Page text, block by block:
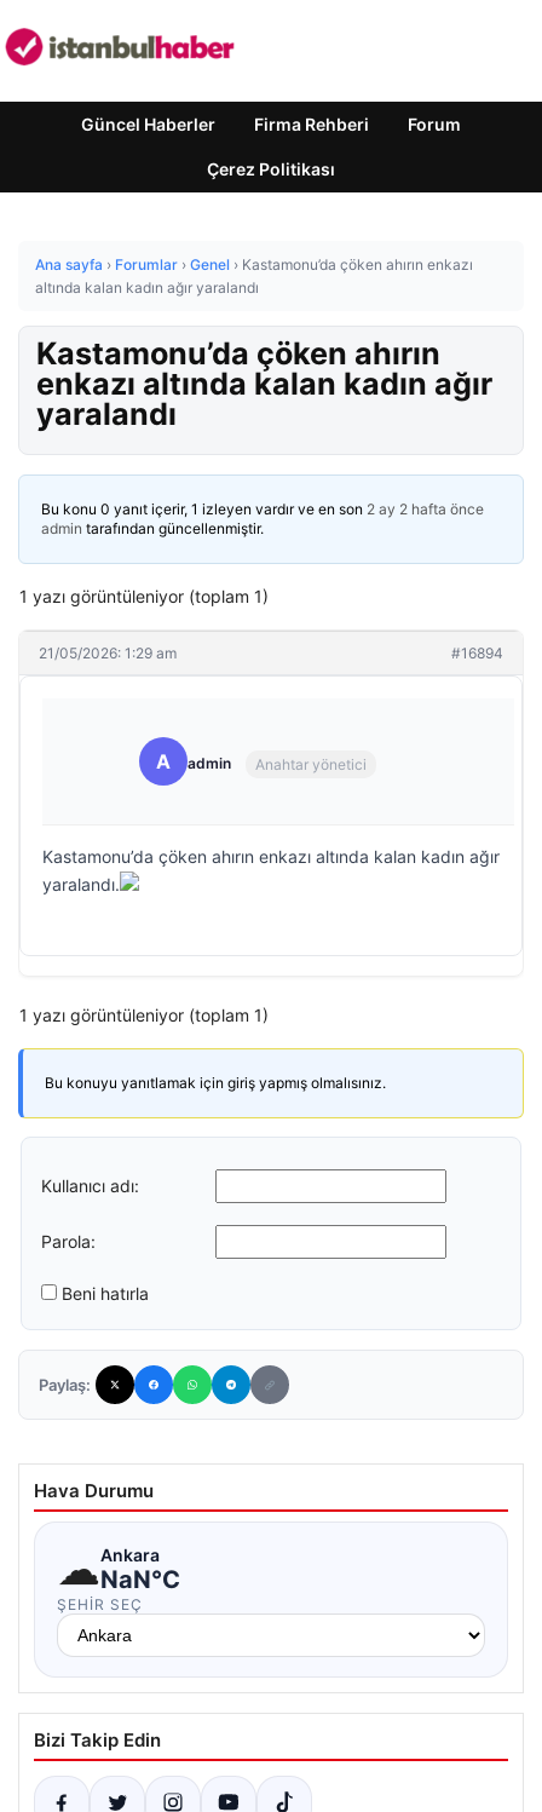
Güncel Haberler Firma Rehberi Forum
Çerez Politikası
Ana sayfa › Forumlar › Genel › Kastamonu’da çöken ahırın enkazı
altında kalan kadın ağır yaralandı
Kastamonu’da çöken ahırın
enkazı altında kalan kadın ağır
yaralandı
Bu konu 0 yanıt içerir, 1 izleyen vardır ve en son 2 ay 2 hafta önce
admin tarafından güncellenmiştir.
1 yazı görüntüleniyor (toplam 1)
21/05/2026: 1:29 am #16894
A admin Anahtar yönetici
Kastamonu’da çöken ahırın enkazı altında kalan kadın ağır
yaralandı.
1 yazı görüntüleniyor (toplam 1)
Bu konuyu yanıtlamak için giriş yapmış olmalısınız.
Kullanıcı adı:
Parola:
Beni hatırla
Paylaş:
Hava Durumu
☁Ankara
NaN°C
ŞEHIR SEÇ
Bizi Takip Edin